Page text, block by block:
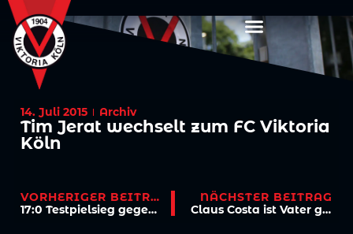
14. Juli 2015 Archiv
Tim Jerat wechselt zum FC Viktoria
Köln
VORHERIGER BEITRAG
17:0 Testpielsieg gegen Rheingold Poll
NÄCHSTER BEITRAG
Claus Costa ist Vater geworden